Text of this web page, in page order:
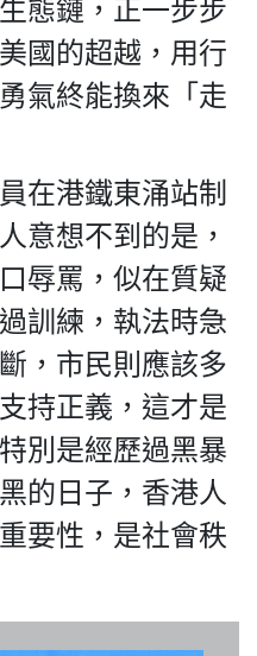
態鏈，正一步步
國的超越，用行
氣終能換來「走
在港鐵東涌站制
意想不到的是，
辱罵，似在質疑
訓練，執法時急
，市民則應該多
持正義，這才是
別是經歷過黑暴
的日子，香港人
要性，是社會秩